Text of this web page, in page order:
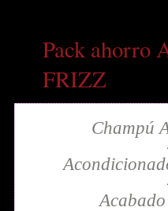
Pack ahorro
FRIZZ
Champú